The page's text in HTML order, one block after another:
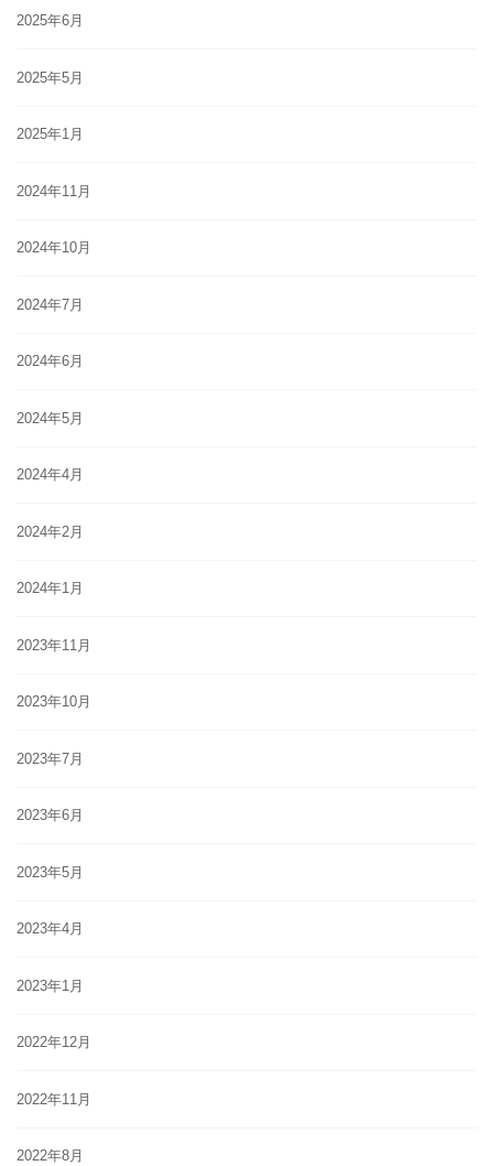
2025年6月
2025年5月
2025年1月
2024年11月
2024年10月
2024年7月
2024年6月
2024年5月
2024年4月
2024年2月
2024年1月
2023年11月
2023年10月
2023年7月
2023年6月
2023年5月
2023年4月
2023年1月
2022年12月
2022年11月
2022年8月